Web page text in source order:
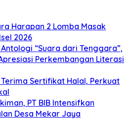
Harapan 2 Lomba Masak
2026
“Suara dari Tenggara”,
Perkembangan Literasi
Terima Sertifikat Halal, Perkuat
PT BIB Intensifkan
Desa Mekar Jaya